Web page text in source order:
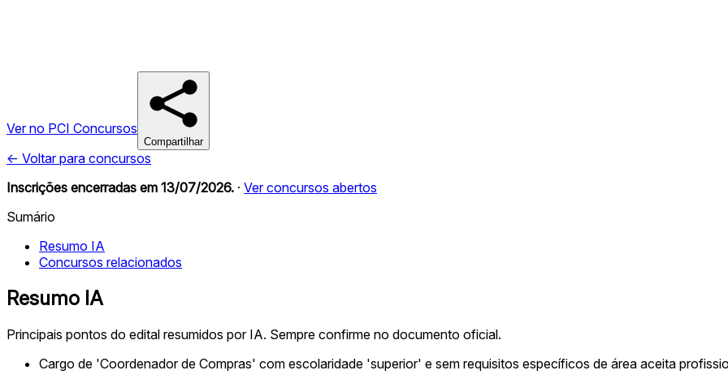
Ver no PCI Concursos
Compartilhar
← Voltar para concursos
Inscrições encerradas em 13/07/2026. · Ver concursos abertos
Sumário
Resumo IA
Concursos relacionados
Resumo IA
Principais pontos do edital resumidos por IA. Sempre confirme no documento oficial.
Cargo de 'Coordenador de Compras' com escolaridade 'superior' e sem requisitos específicos de área aceita